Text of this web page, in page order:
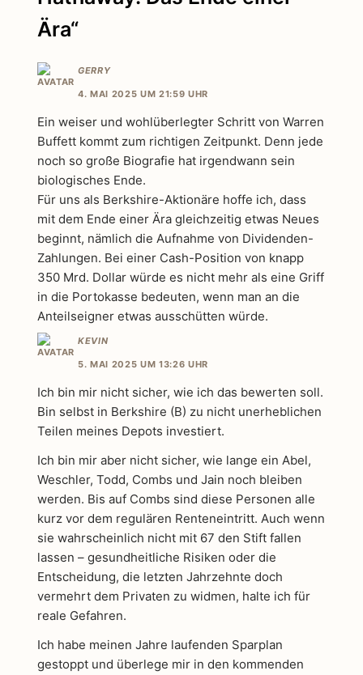
Ära“
GERRY
4. MAI 2025 UM 21:59 UHR
Ein weiser und wohlüberlegter Schritt von Warren
Buffett kommt zum richtigen Zeitpunkt. Denn jede
noch so große Biografie hat irgendwann sein
biologisches Ende.
Für uns als Berkshire-Aktionäre hoffe ich, dass
mit dem Ende einer Ära gleichzeitig etwas Neues
beginnt, nämlich die Aufnahme von Dividenden-
Zahlungen. Bei einer Cash-Position von knapp
350 Mrd. Dollar würde es nicht mehr als eine Griff
in die Portokasse bedeuten, wenn man an die
Anteilseigner etwas ausschütten würde.
KEVIN
5. MAI 2025 UM 13:26 UHR
Ich bin mir nicht sicher, wie ich das bewerten soll.
Bin selbst in Berkshire (B) zu nicht unerheblichen
Teilen meines Depots investiert.
Ich bin mir aber nicht sicher, wie lange ein Abel,
Weschler, Todd, Combs und Jain noch bleiben
werden. Bis auf Combs sind diese Personen alle
kurz vor dem regulären Renteneintritt. Auch wenn
sie wahrscheinlich nicht mit 67 den Stift fallen
lassen – gesundheitliche Risiken oder die
Entscheidung, die letzten Jahrzehnte doch
vermehrt dem Privaten zu widmen, halte ich für
reale Gefahren.
Ich habe meinen Jahre laufenden Sparplan
gestoppt und überlege mir in den kommenden